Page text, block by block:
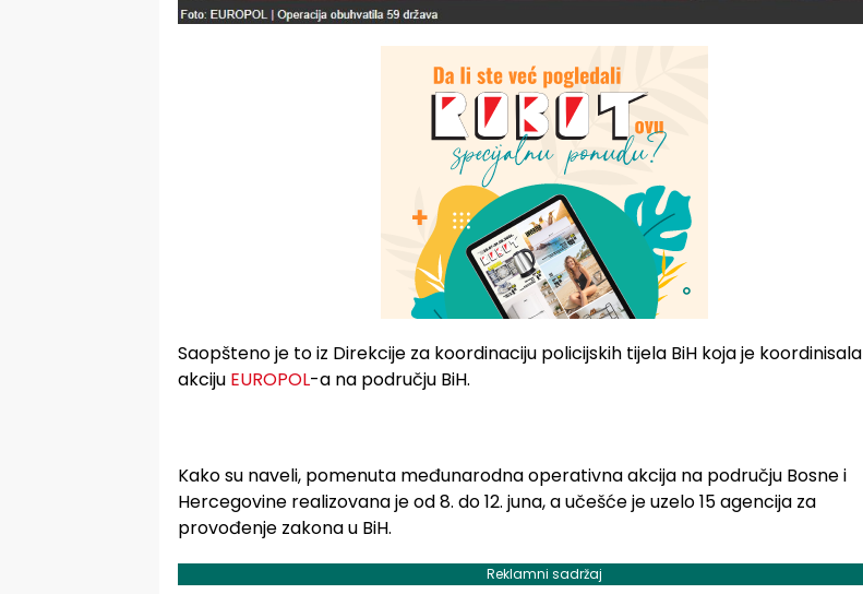
Saopšteno je to iz Direkcije za koordinaciju policijskih tijela BiH koja je koordinisala
akciju EUROPOL-a na području BiH.
Kako su naveli, pomenuta međunarodna operativna akcija na području Bosne i
Hercegovine realizovana je od 8. do 12. juna, a učešće je uzelo 15 agencija za
provođenje zakona u BiH.
Reklamni sadržaj